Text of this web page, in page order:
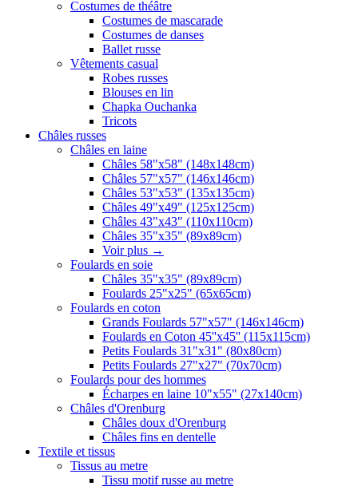
Costumes de théâtre
Costumes de mascarade
Costumes de danses
Ballet russe
Vêtements casual
Robes russes
Blouses en lin
Chapka Ouchanka
Tricots
Châles russes
Châles en laine
Châles 58"x58" (148x148cm)
Châles 57"x57" (146x146cm)
Châles 53"x53" (135x135cm)
Châles 49"x49" (125x125cm)
Châles 43"x43" (110x110cm)
Châles 35"x35" (89x89cm)
Voir plus →
Foulards en soie
Châles 35"x35" (89x89cm)
Foulards 25"x25" (65x65cm)
Foulards en coton
Grands Foulards 57"x57" (146x146cm)
Foulards en Coton 45''x45'' (115x115cm)
Petits Foulards 31"x31" (80x80cm)
Petits Foulards 27"x27" (70x70cm)
Foulards pour des hommes
Écharpes en laine 10"x55" (27x140cm)
Châles d'Orenburg
Châles doux d'Orenburg
Châles fins en dentelle
Textile et tissus
Tissus au metre
Tissu motif russe au metre